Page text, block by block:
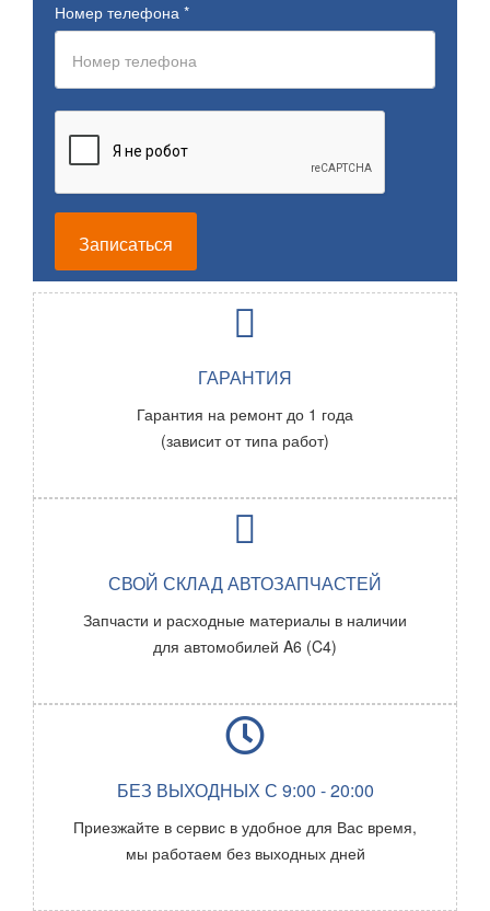
Номер телефона *
Записаться
ГАРАНТИЯ
Гарантия на ремонт до 1 года
(зависит от типа работ)
СВОЙ СКЛАД АВТОЗАПЧАСТЕЙ
Запчасти и расходные материалы в наличии
для автомобилей A6 (C4)
БЕЗ ВЫХОДНЫХ С 9:00 - 20:00
Приезжайте в сервис в удобное для Вас время,
мы работаем без выходных дней